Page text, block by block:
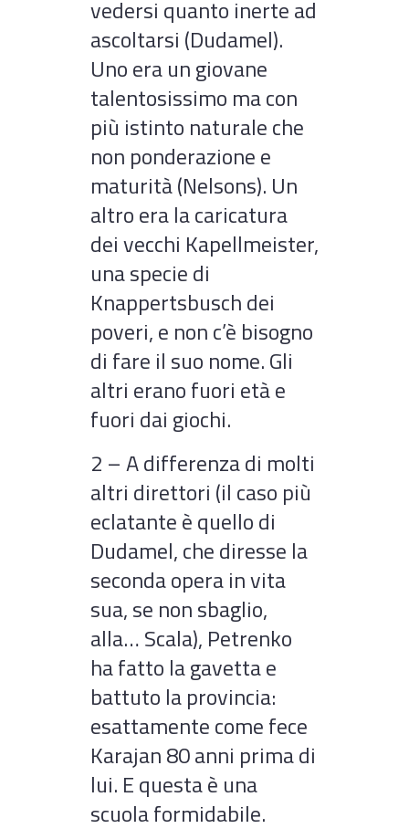
vedersi quanto inerte ad
ascoltarsi (Dudamel).
Uno era un giovane
talentosissimo ma con
più istinto naturale che
non ponderazione e
maturità (Nelsons). Un
altro era la caricatura
dei vecchi Kapellmeister,
una specie di
Knappertsbusch dei
poveri, e non c’è bisogno
di fare il suo nome. Gli
altri erano fuori età e
fuori dai giochi.
2 – A differenza di molti
altri direttori (il caso più
eclatante è quello di
Dudamel, che diresse la
seconda opera in vita
sua, se non sbaglio,
alla… Scala), Petrenko
ha fatto la gavetta e
battuto la provincia:
esattamente come fece
Karajan 80 anni prima di
lui. E questa è una
scuola formidabile.